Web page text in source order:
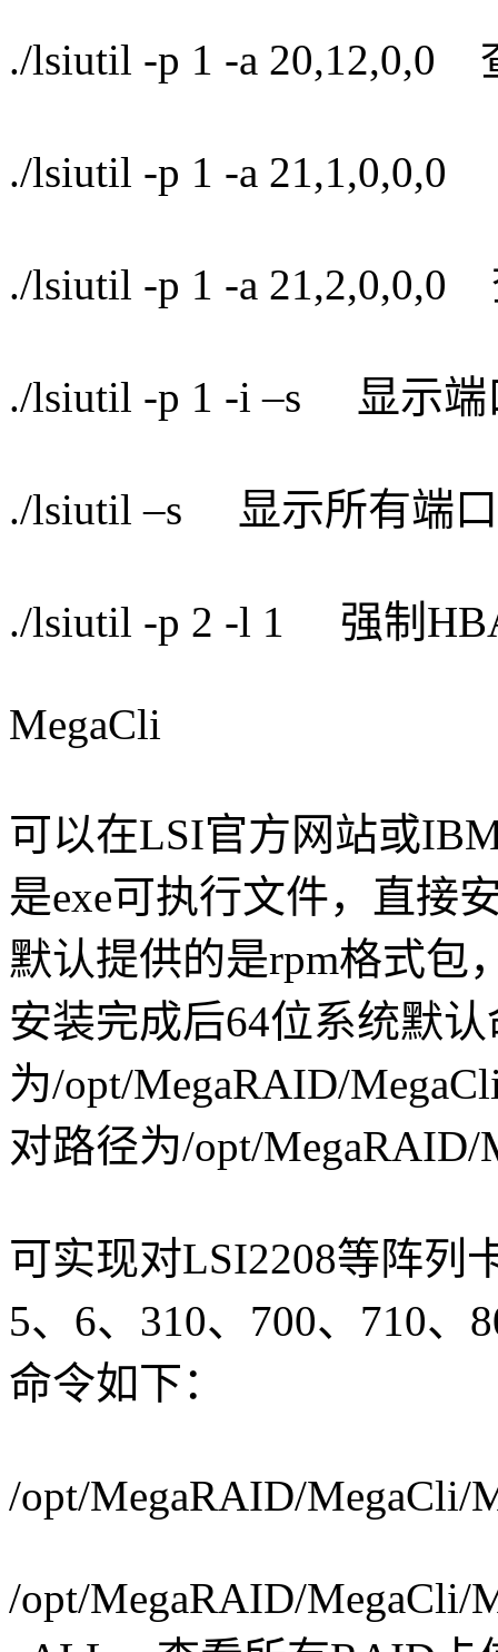
./lsiutil -p 1 -a 20,12,0,0
./lsiutil -p 1 -a
./lsiutil -p 1 -a 21,2,0,0,0
./lsiutil -p 1 -i –s 显示端
./lsiutil –s 显示所有端
./lsiutil -p 2 -l 1 强制
MegaCli
可以在LSI官方网站或
是exe可执行文件，直接
默认提供的是rpm格式包
安装完成后64位系统默
为/opt/MegaRAID/
对路径为/opt/MegaRAID/
可实现对LSI2208等阵列
5、6、310、700、710
命令如下：
/opt/MegaRAID/
/opt/MegaRAID/MegaCli/